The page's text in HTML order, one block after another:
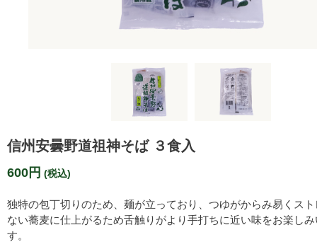
信州安曇野道祖神そば ３食入
600円 (税込)
独特の包丁切りのため、麺が立っており、つゆがからみ易くス
ない蕎麦に仕上がるため舌触りがより手打ちに近い味をお楽し
す。